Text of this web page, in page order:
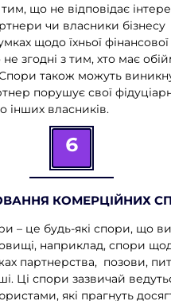
що не відповідає
чи власники бізнесу
щодо їхньої фінансової
згодні з тим, хто має
Спори також можуть
порушує свої
інших власників.
6
КОМЕРЦІЙНИХ
– це будь-які спори, що
наприклад, спори
партнерства, позови,
Ці спори зазвичай
які прагнуть